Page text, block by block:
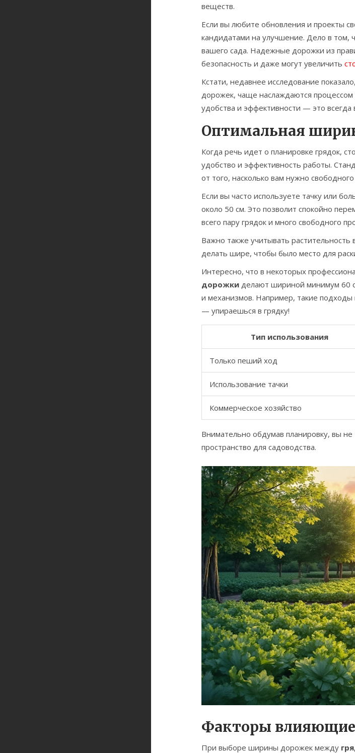
веществ.
Если вы любите обновления и проекты
кандидатами на улучшение. Дело в том,
вашего сада. Надежные дорожки из
безопасность и даже могут увеличить
Кстати, недавнее исследование
дорожек, чаще наслаждаются процессом
удобства и эффективности — это
Оптимальная
Когда речь идет о планировке грядок,
удобство и эффективность работы.
от того, насколько вам нужно
Если вы часто используете тачку или
около 50 см. Это позволит спокойно
всего пару грядок и много свободного
Важно также учитывать
делать шире, чтобы было место для
Интересно, что в некоторых
дорожки делают шириной минимум 60
и механизмов. Например, такие подходы
— упираешься в грядку!
Тип использования
Только пеший ход
Использование тачки
Коммерческое хозяйство
Внимательно обдумав планировку, вы
пространство для садоводства.
Факторы
При выборе ширины дорожек между